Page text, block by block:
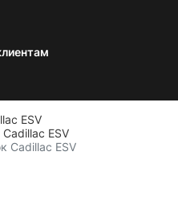
ESV
ESV
Cadillac ESV